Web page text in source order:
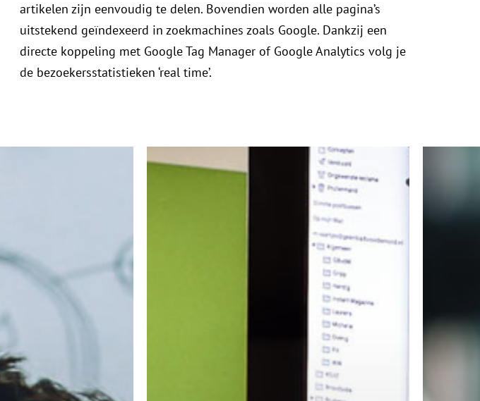
artikelen zijn eenvoudig te delen. Bovendien worden alle pagina’s
uitstekend geïndexeerd in zoekmachines zoals Google. Dankzij een
directe koppeling met Google Tag Manager of Google Analytics volg je
de bezoekersstatistieken ‘real time’.